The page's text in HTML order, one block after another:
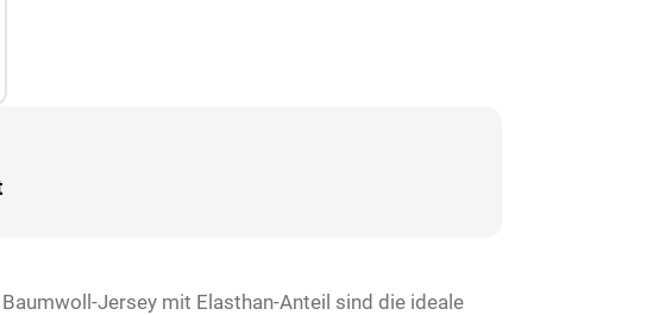
Jersey mit Elasthan-Anteil sind die ideale